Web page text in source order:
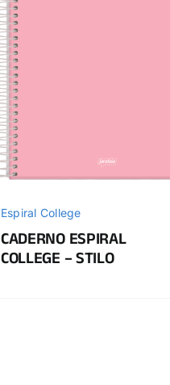
Espiral College
CADERNO ESPIRAL
COLLEGE – STILO